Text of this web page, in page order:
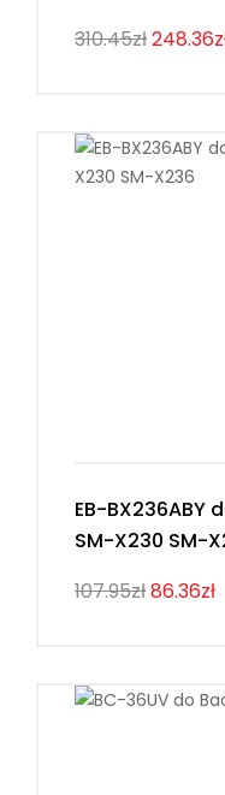
310.45zł
EB-BX236ABY
SM-X230 SM-
107.95zł86.36zł